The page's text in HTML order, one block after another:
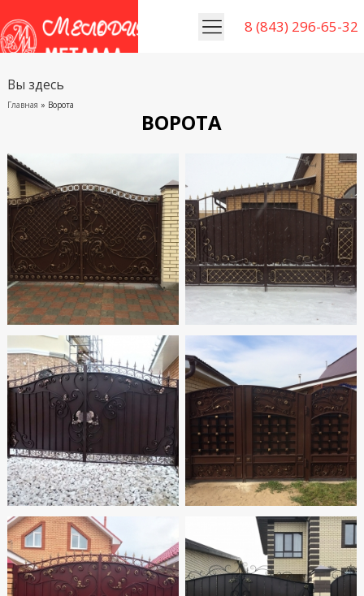
8 (843) 296-65-32
Вы здесь
Главная » Ворота
ВОРОТА